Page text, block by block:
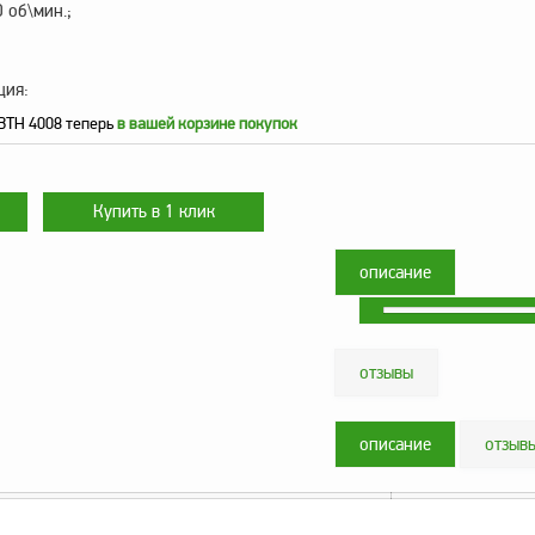
об\мин.;
4008 теперьв вашей корзине покупок
описание
отзывы
описание